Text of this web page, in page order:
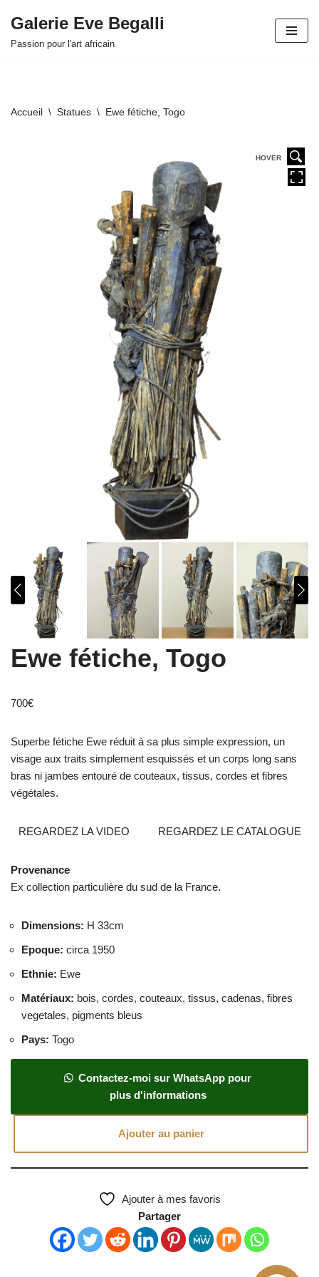
Aller
Galerie Eve Begalli
Passion pour l'art africain
Accueil \ Statues \ Ewe fétiche, Togo
HOVER
Ewe fétiche, Togo
700€
Superbe fétiche Ewe réduit à sa plus simple expression, un
visage aux traits simplement esquissés et un corps long sans
bras ni jambes entouré de couteaux, tissus, cordes et fibres
végétales.
REGARDEZ LA VIDEO REGARDEZ LE CATALOGUE
Provenance
Ex collection particulière du sud de la France.
Dimensions: H 33cm
Epoque: circa 1950
Ethnie: Ewe
Matériaux: bois, cordes, couteaux, tissus, cadenas, fibres
vegetales, pigments bleus
Pays: Togo
Contactez-moi sur WhatsApp pour
plus d'informations
Ajouter au panier
Ajouter à mes favoris
Partager